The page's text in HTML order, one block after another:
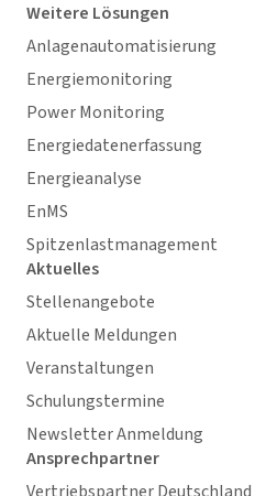
Weitere Lösungen
Anlagenautomatisierung
Energiemonitoring
Power Monitoring
Energiedatenerfassung
Energieanalyse
EnMS
Spitzenlastmanagement
Aktuelles
Stellenangebote
Aktuelle Meldungen
Veranstaltungen
Schulungstermine
Newsletter Anmeldung
Ansprechpartner